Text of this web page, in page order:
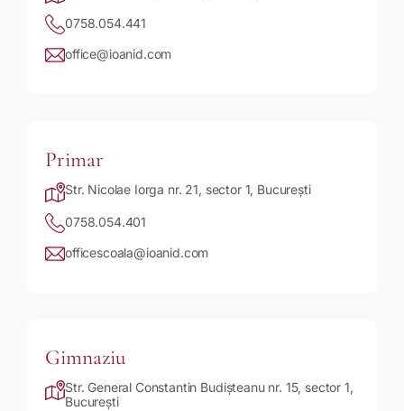
0758.054.441
office@ioanid.com
Primar
Str. Nicolae Iorga nr. 21, sector 1, București
0758.054.401
officescoala@ioanid.com
Gimnaziu
Str. General Constantin Budișteanu nr. 15, sector 1,
București